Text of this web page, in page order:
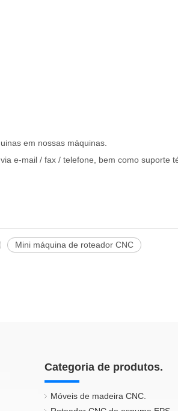
em nossas máquinas.
e-mail / fax / telefone, bem como suporte
Mini máquina de roteador CNC
Categoria de produtos.
Móveis de madeira CNC.